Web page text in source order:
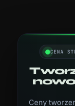
CENA
Ceny